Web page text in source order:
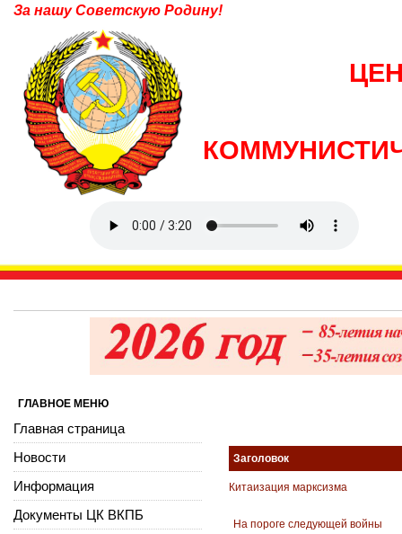
За нашу Советскую Родину!
Заголовок
Китаизация марксизма
На пороге следующей войны
ГЛАВНОЕ МЕНЮ
Главная страница
Новости
Информация
Документы ЦК ВКПБ